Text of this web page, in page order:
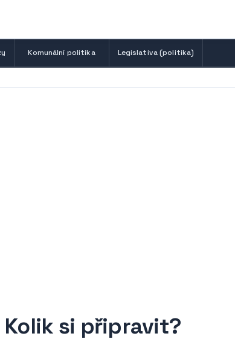
Komunální politika Legislativa (politika)
si připravit?